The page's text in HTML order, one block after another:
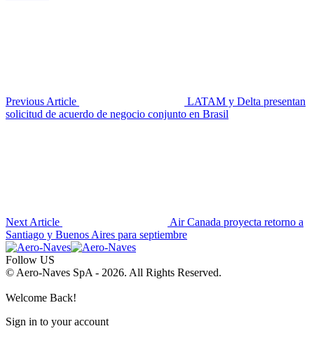
Previous Article
LATAM y Delta presentan
solicitud de acuerdo de negocio conjunto en Brasil
Next Article
Air Canada proyecta retorno a
Santiago y Buenos Aires para septiembre
Follow US
© Aero-Naves SpA - 2026. All Rights Reserved.
Welcome Back!
Sign in to your account